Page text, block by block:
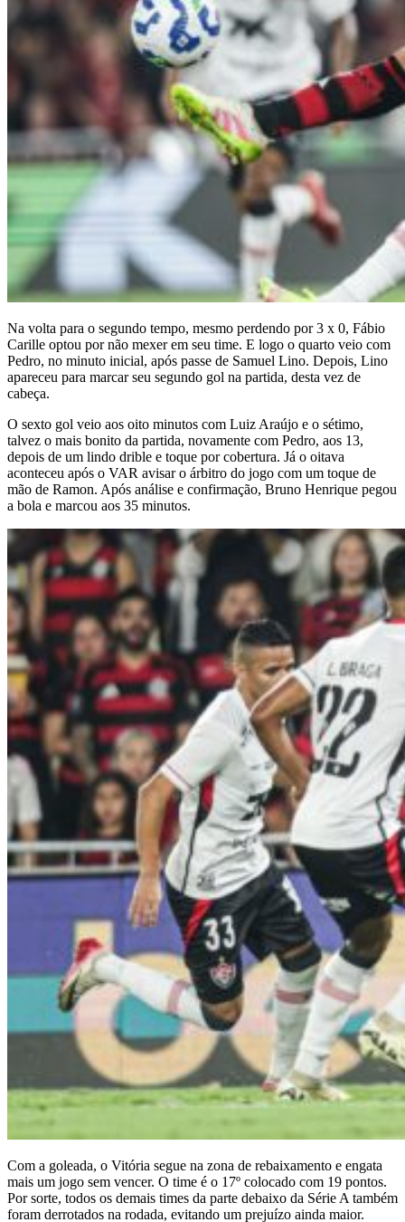
Na volta para o segundo tempo, mesmo perdendo por 3 x 0, Fábio
Carille optou por não mexer em seu time. E logo o quarto veio com
Pedro, no minuto inicial, após passe de Samuel Lino. Depois, Lino
apareceu para marcar seu segundo gol na partida, desta vez de
cabeça.
O sexto gol veio aos oito minutos com Luiz Araújo e o sétimo,
talvez o mais bonito da partida, novamente com Pedro, aos 13,
depois de um lindo drible e toque por cobertura. Já o oitava
aconteceu após o VAR avisar o árbitro do jogo com um toque de
mão de Ramon. Após análise e confirmação, Bruno Henrique pegou
a bola e marcou aos 35 minutos.
Com a goleada, o Vitória segue na zona de rebaixamento e engata
mais um jogo sem vencer. O time é o 17º colocado com 19 pontos.
Por sorte, todos os demais times da parte debaixo da Série A também
foram derrotados na rodada, evitando um prejuízo ainda maior.